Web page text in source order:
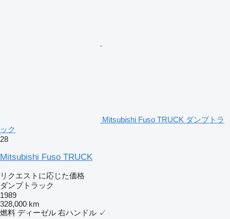
Mitsubishi Fuso TRUCK ダンプトラ
ック
28
Mitsubishi Fuso TRUCK
リクエストに応じた価格
ダンプトラック
1989
328,000 km
燃料 ディーゼル 右ハンドル ✓